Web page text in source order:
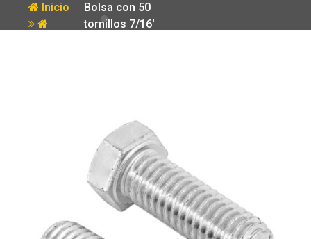
Inicio
Bolsa con 50
tornillos 7/16′